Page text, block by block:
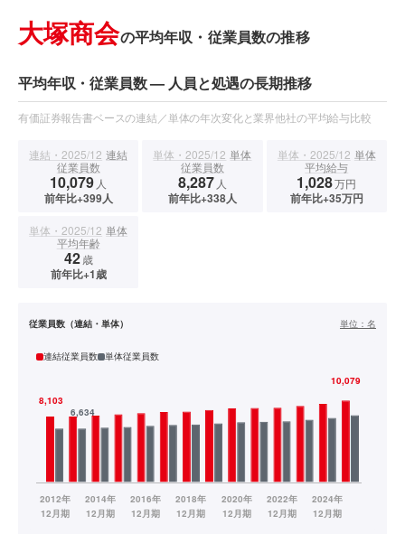
大塚商会の平均年収・従業員数の推移
平均年収・従業員数 — 人員と処遇の長期推移
有価証券報告書ベースの連結／単体の年次変化と業界他社の平均給与比較
連結・2025/12 連結
従業員数
10,079 人
前年比+399人
単体・2025/12 単体
従業員数
8,287 人
前年比+338人
単体・2025/12 単体
平均給与
1,028万円
前年比+35万円
単体・2025/12 単体
平均年齢
42歳
前年比+1歳
従業員数（連結・単体） 単位： 名
連結従業員数 単体従業員数